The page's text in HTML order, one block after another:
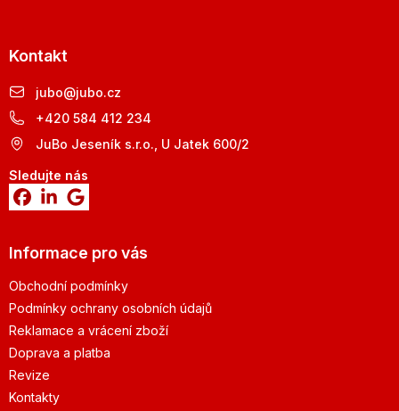
Kontakt
jubo@jubo.cz
+420 584 412 234
JuBo Jeseník s.r.o., U Jatek 600/2
Sledujte nás
Informace pro vás
Obchodní podmínky
Podmínky ochrany osobních údajů
Reklamace a vrácení zboží
Doprava a platba
Revize
Kontakty